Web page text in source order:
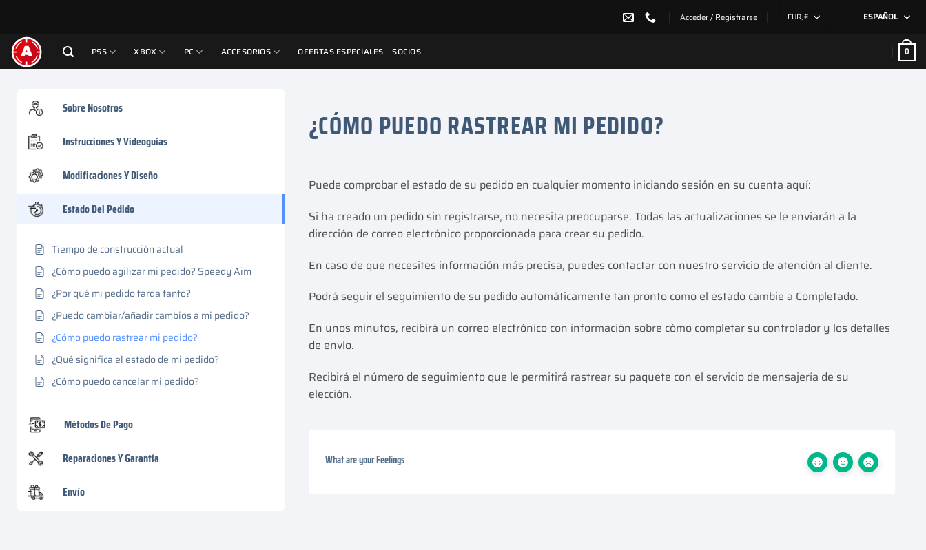
contenido
Acceder / Registrarse EUR, € ESPAÑOL
PS5 XBOX PC ACCESORIOS OFERTAS ESPECIALES SOCIOS 0
Sobre Nosotros
Instrucciones Y Videoguías
Modificaciones Y Diseño
Estado Del Pedido
Tiempo de construcción actual
¿Cómo puedo agilizar mi pedido? Speedy Aim
¿Por qué mi pedido tarda tanto?
¿Puedo cambiar/añadir cambios a mi pedido?
¿Cómo puedo rastrear mi pedido?
¿Qué significa el estado de mi pedido?
¿Cómo puedo cancelar mi pedido?
Métodos De Pago
Reparaciones Y Garantía
Envío
¿CÓMO PUEDO RASTREAR MI PEDIDO?
Puede comprobar el estado de su pedido en cualquier momento iniciando sesión en su cuenta aquí:
Si ha creado un pedido sin registrarse, no necesita preocuparse. Todas las actualizaciones se le enviarán a la
dirección de correo electrónico proporcionada para crear su pedido.
En caso de que necesites información más precisa, puedes contactar con nuestro servicio de atención al cliente.
Podrá seguir el seguimiento de su pedido automáticamente tan pronto como el estado cambie a Completado.
En unos minutos, recibirá un correo electrónico con información sobre cómo completar su controlador y los detalles
de envío.
Recibirá el número de seguimiento que le permitirá rastrear su paquete con el servicio de mensajería de su
elección.
What are your Feelings